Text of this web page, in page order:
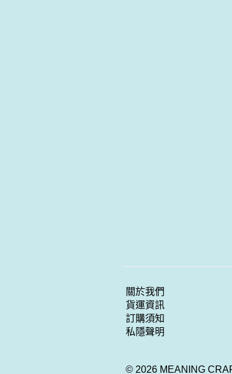
關於我們
貨運資訊
訂購須知
私隱聲明
© 2026 MEANING